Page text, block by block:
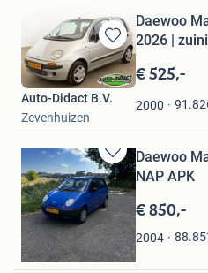
Bewaren
in
Mijn
Favorieten
Daewoo
2026 |
€ 525,-
2000
Auto-Didact B.V.
Zevenhuizen
Bewaren
in
Mijn
Favorieten
Daewoo
NAP APK
€ 850,-
2004
Frans Kortenraij
Nijmegen